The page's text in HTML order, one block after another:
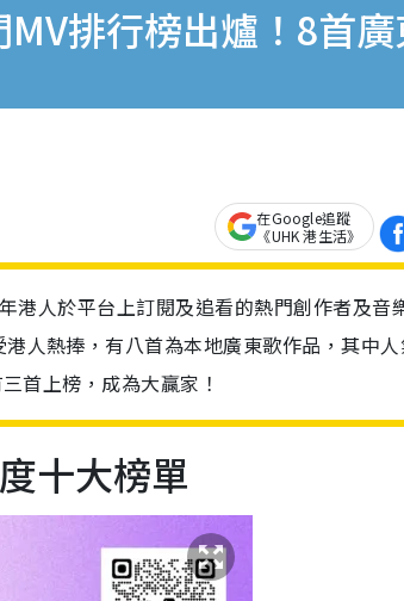
排行榜出爐！8首
在Google追蹤
《UHK 港生活》
港人於平台上訂閱及追看的熱門創作者及音
人熱捧，有八首為本地廣東歌作品，其中
首上榜，成為大贏家！
十大榜單